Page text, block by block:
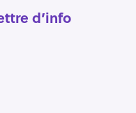
d’info